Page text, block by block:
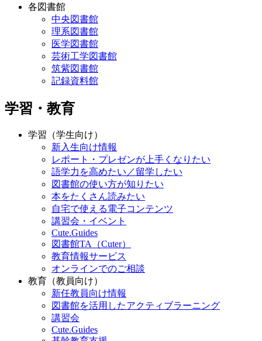
各図書館
中央図書館
理系図書館
医学図書館
芸術工学図書館
筑紫図書館
記録資料館
学習・教育
学習（学生向け）
新入生向け情報
レポート・プレゼンが上手くなりたい
語学力を高めたい／留学したい
図書館の使い方が知りたい
本をたくさん読みたい
自宅で使える電子コンテンツ
講習会・イベント
Cute.Guides
図書館TA（Cuter）
教育情報サービス
オンラインでのご相談
教育（教員向け）
新任教員向け情報
図書館を活用したアクティブラーニング
講習会
Cute.Guides